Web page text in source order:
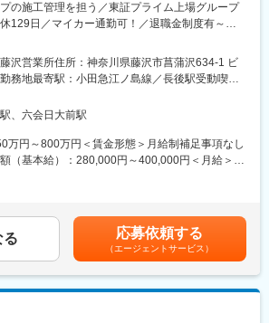
ではなく、『三井のリパーク』でお馴染みのシ
ソリューション事業など不動産領域で「売る」
ります。
障害者活躍・シニア活躍(再雇用)を推進し、ダイ
にも積極的に取り組んでおります。
の施工管理を担う／東証プライム上場グループ
129日／マイカー通勤可！／退職金制度有～
会社及びグループ各社の工場・営業所・福利厚
補修工事における電気工事の施工管理をお任せ
や品質管理、安全管理、原価管理といった施工
いただきます。
沢営業所住所：神奈川県藤沢市菖蒲沢634-1 ビ
務地最寄駅：小田急江ノ島線／長後駅受動喫煙
煙
、六会日大前駅
万円～800万円＜賃金形態＞月給制補足事項なし
（基本給）：280,000円～400,000円＜月給＞
下する可能性があります。月給(月額)は固定手当を
る 応募依頼する
（エージェントサービス）